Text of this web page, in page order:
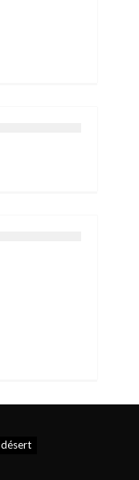
désert